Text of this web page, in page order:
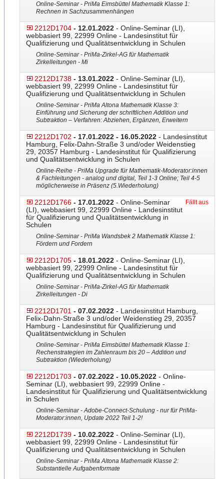
Online-Seminar - PriMa Eimsbüttel Mathematik Klasse 1:
Rechnen in Sachzusammenhängen
2212D1704 - 12.01.2022 - Online-Seminar (LI),
webbasiert 99, 22999 Online - Landesinstitut für
Qualifizierung und Qualitätsentwicklung in Schulen
Online-Seminar - PriMa-Zirkel-AG für Mathematik
Zirkelleitungen - Mi
2212D1738 - 13.01.2022 - Online-Seminar (LI),
webbasiert 99, 22999 Online - Landesinstitut für
Qualifizierung und Qualitätsentwicklung in Schulen
Online-Seminar - PriMa Altona Mathematik Klasse 3:
Einführung und Sicherung der schriftlichen Addition und
Subtraktion – Verfahren: Abziehen, Ergänzen, Erweitern
2212D1702 - 17.01.2022 - 16.05.2022 - Landesinstitut
Hamburg, Felix-Dahn-Straße 3 und/oder Weidenstieg
29, 20357 Hamburg - Landesinstitut für Qualifizierung
und Qualitätsentwicklung in Schulen
Online-Reihe - PriMa Upgrade für Mathematik-Moderator:innen
& Fachleitungen - analog und digital, Teil 1-3 Online; Teil 4-5
möglicherweise in Präsenz (5.Wiederholung)
2212D1766 - 17.01.2022 - Online-Seminar
(LI), webbasiert 99, 22999 Online - Landesinstitut
für Qualifizierung und Qualitätsentwicklung in
Schulen
Fällt aus
Online-Seminar - PriMa Wandsbek 2 Mathematik Klasse 1:
Fördern und Fordern
2212D1705 - 18.01.2022 - Online-Seminar (LI),
webbasiert 99, 22999 Online - Landesinstitut für
Qualifizierung und Qualitätsentwicklung in Schulen
Online-Seminar - PriMa-Zirkel-AG für Mathematik
Zirkelleitungen - Di
2212D1701 - 07.02.2022 - Landesinstitut Hamburg,
Felix-Dahn-Straße 3 und/oder Weidenstieg 29, 20357
Hamburg - Landesinstitut für Qualifizierung und
Qualitätsentwicklung in Schulen
Online-Seminar - PriMa Eimsbüttel Mathematik Klasse 1:
Rechenstrategien im Zahlenraum bis 20 – Addition und
Subtraktion (Wiederholung)
2212D1703 - 07.02.2022 - 10.05.2022 - Online-
Seminar (LI), webbasiert 99, 22999 Online -
Landesinstitut für Qualifizierung und Qualitätsentwicklung
in Schulen
Online-Seminar - Adobe-Connect-Schulung - nur für PriMa-
Moderator:innen, Update 2022 Teil 1-2!
2212D1739 - 10.02.2022 - Online-Seminar (LI),
webbasiert 99, 22999 Online - Landesinstitut für
Qualifizierung und Qualitätsentwicklung in Schulen
Online-Seminar - PriMa Altona Mathematik Klasse 2:
Substantielle Aufgabenformate